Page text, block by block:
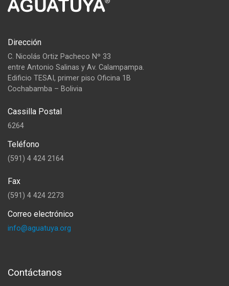
Dirección
C. Nicolás Ortiz Pacheco Nº 33
entre Antonio Salinas y Av. Calampampa.
Edificio TESAI, primer piso Oficina 1B
Cochabamba – Bolivia
Cassilla Postal
6264
Teléfono
(591) 4 424 2164
Fax
(591) 4 424 2273
Correo electrónico
info@aguatuya.org
Contáctanos